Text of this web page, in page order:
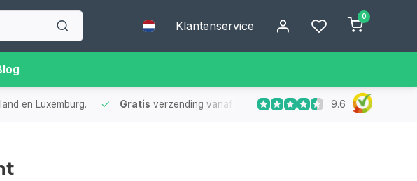
Klantenservice
0
en Luxemburg. Gratis verzending vanaf €75 - Geen verzendkosten bij
9.6